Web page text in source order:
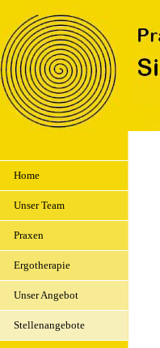
Home
Unser Team
Praxen
Ergotherapie
Unser Angebot
Stellenangebote